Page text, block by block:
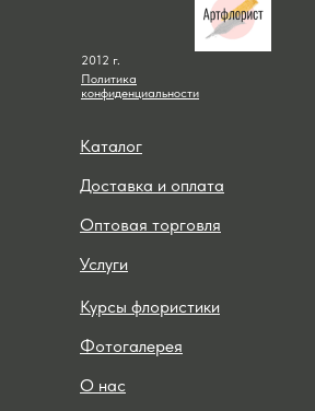
Курсы флористики
Фотогалерея
О нас
Каталог
Доставка и оплата
Оптовая торговля
Услуги
2012 г.
Политика
конфиденциальности